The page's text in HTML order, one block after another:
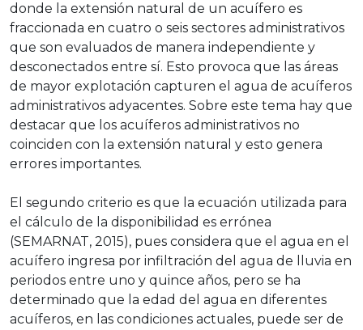
donde la extensión natural de un acuífero es
fraccionada en cuatro o seis sectores administrativos
que son evaluados de manera independiente y
desconectados entre sí. Esto provoca que las áreas
de mayor explotación capturen el agua de acuíferos
administrativos adyacentes. Sobre este tema hay que
destacar que los acuíferos administrativos no
coinciden con la extensión natural y esto genera
errores importantes.
El segundo criterio es que la ecuación utilizada para
el cálculo de la disponibilidad es errónea
(SEMARNAT, 2015), pues considera que el agua en el
acuífero ingresa por infiltración del agua de lluvia en
periodos entre uno y quince años, pero se ha
determinado que la edad del agua en diferentes
acuíferos, en las condiciones actuales, puede ser de